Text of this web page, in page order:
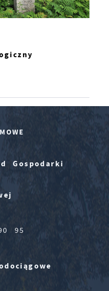
Gospodarki
95